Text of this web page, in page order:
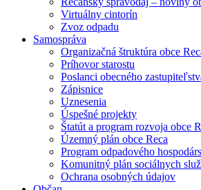
Virtuálny cintorín
Zvoz odpadu
Samospráva
Organizačná štruktúra obce
Príhovor starostu
Poslanci obecného
Zápisnice
Uznesenia
Úspešné projekty
Štatút a program rozvoja obce
Územný plán obce Reca
Program odpadového
Komunitný plán sociálnych
Ochrana osobných údajov